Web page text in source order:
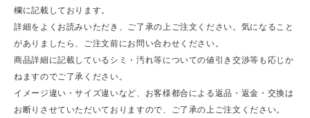
欄に記載しております。
詳細をよくお読みいただき、ご了承の上ご注文ください。気になること
がありましたら、ご注文前にお問い合わせください。
商品詳細に記載しているシミ・汚れ等についての値引き交渉等も応じか
ねますのでご了承ください。
イメージ違い・サイズ違いなど、お客様都合による返品・返金・交換は
お断りさせていただいておりますので、ご了承の上ご注文ください。